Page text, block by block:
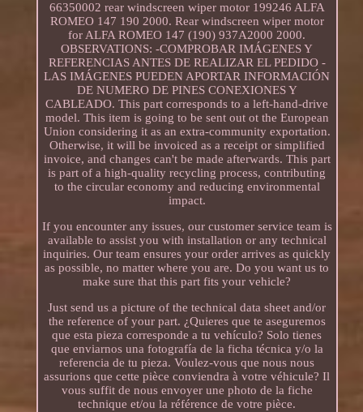
66350002 rear windscreen wiper motor 199246 ALFA
ROMEO 147 190 2000. Rear windscreen wiper motor
for ALFA ROMEO 147 (190) 937A2000 2000.
OBSERVATIONS: -COMPROBAR IMÁGENES Y
REFERENCIAS ANTES DE REALIZAR EL PEDIDO -
LAS IMÁGENES PUEDEN APORTAR INFORMACIÓN
DE NUMERO DE PINES CONEXIONES Y
CABLEADO. This part corresponds to a left-hand-drive
model. This item is going to be sent out ot the European
Union considering it as an extra-community exportation.
Otherwise, it will be invoiced as a receipt or simplified
invoice, and changes can't be made afterwards. This part
is part of a high-quality recycling process, contributing
to the circular economy and reducing environmental
impact.
If you encounter any issues, our customer service team is
available to assist you with installation or any technical
inquiries. Our team ensures your order arrives as quickly
as possible, no matter where you are. Do you want us to
make sure that this part fits your vehicle?
Just send us a picture of the technical data sheet and/or
the reference of your part. ¿Quieres que te aseguremos
que esta pieza corresponde a tu vehículo? Solo tienes
que enviarnos una fotografía de la ficha técnica y/o la
referencia de tu pieza. Voulez-vous que nous nous
assurions que cette pièce conviendra à votre véhicule? Il
vous suffit de nous envoyer une photo de la fiche
technique et/ou la référence de votre pièce.